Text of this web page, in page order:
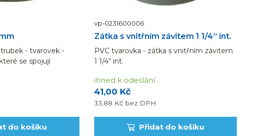
- tvarovek -
se spojují
snadná manipulace
odolnost
do košíku
vp-0231600006
Zátka s vnitřním závitem 1 1/4“ int.
PVC tvarovka - zátka s vnitřním závitem
1 1/4“ int.
41,00 Kč
33,88 Kč bez DPH
ihned k odeslání
Přidat do košíku